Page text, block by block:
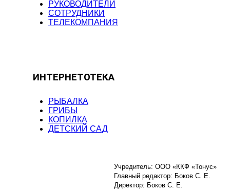
РУКОВОДИТЕЛИ
СОТРУДНИКИ
ТЕЛЕКОМПАНИЯ
ИНТЕРНЕТОТЕКА
РЫБАЛКА
ГРИБЫ
КОПИЛКА
ДЕТСКИЙ САД
Учредитель: ООО «ККФ «Тонус»
Главный редактор: Боков С. Е.
Директор: Боков С. Е.